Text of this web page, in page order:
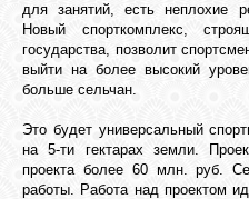
ГОСТЕВАЯ
О САЙТЕ
для занятий, есть неплохие
Новый спорткомплекс,
государства, позволит
выйти на более высокий
больше сельчан.
Это будет универсальный
на 5-ти гектарах земли.
проекта более 60 млн. руб.
работы. Работа над проектом